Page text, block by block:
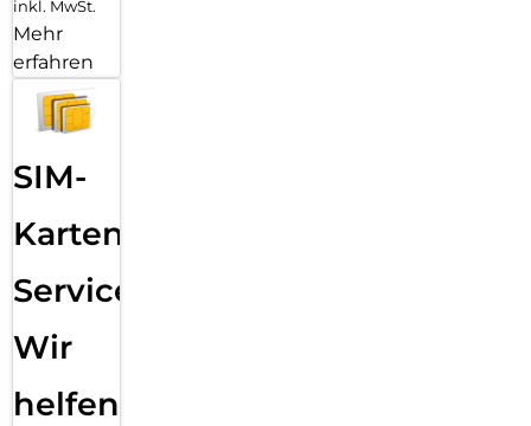
inkl. MwSt.
Mehr
erfahren
SIM-
Karten
Service:
Wir
helfen